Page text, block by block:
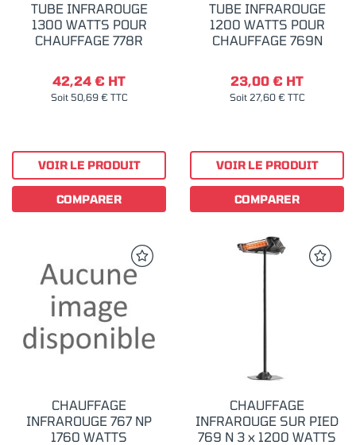
TUBE INFRAROUGE
1300 WATTS POUR
CHAUFFAGE 778R
42,24 € HT
Soit 50,69 € TTC
VOIR LE PRODUIT
COMPARER
TUBE INFRAROUGE
1200 WATTS POUR
CHAUFFAGE 769N
23,00 € HT
Soit 27,60 € TTC
VOIR LE PRODUIT
COMPARER
CHAUFFAGE
INFRAROUGE 767 NP
1760 WATTS
CHAUFFAGE
INFRAROUGE SUR PIED
769 N 3 x 1200 WATTS